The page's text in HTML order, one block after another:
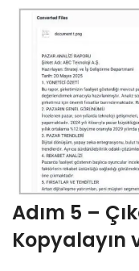
Adım 5 –
Kopyalayın